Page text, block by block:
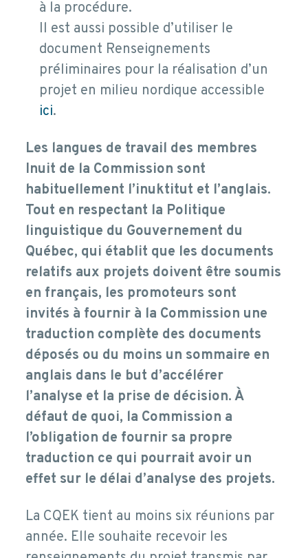
à la procédure.
Il est aussi possible d’utiliser le
document Renseignements
préliminaires pour la réalisation d’un
projet en milieu nordique accessible
ici.
Les langues de travail des membres
Inuit de la Commission sont
habituellement l’inuktitut et l’anglais.
Tout en respectant la Politique
linguistique du Gouvernement du
Québec, qui établit que les documents
relatifs aux projets doivent être soumis
en français, les promoteurs sont
invités à fournir à la Commission une
traduction complète des documents
déposés ou du moins un sommaire en
anglais dans le but d’accélérer
l’analyse et la prise de décision. À
défaut de quoi, la Commission a
l’obligation de fournir sa propre
traduction ce qui pourrait avoir un
effet sur le délai d’analyse des projets.
La CQEK tient au moins six réunions par
année. Elle souhaite recevoir les